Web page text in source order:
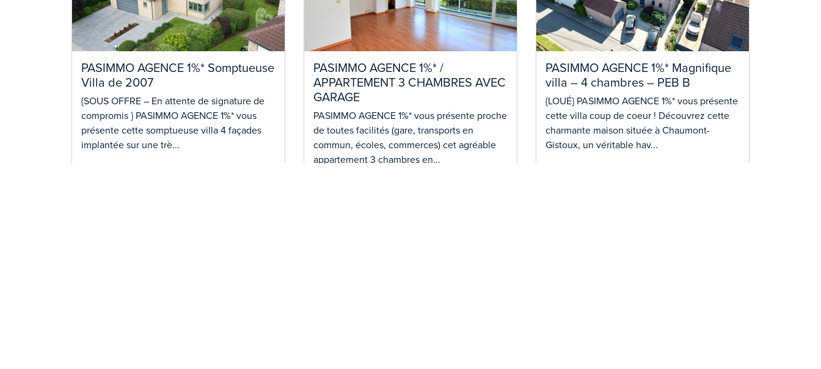
PASIMMO AGENCE 1%* Somptueuse
Villa de 2007
{SOUS OFFRE – En attente de signature de
compromis } PASIMMO AGENCE 1%* vous
présente cette somptueuse villa 4 façades
implantée sur une trè...
PASIMMO AGENCE 1%* /
APPARTEMENT 3 CHAMBRES AVEC
GARAGE
PASIMMO AGENCE 1%* vous présente proche
de toutes facilités (gare, transports en
commun, écoles, commerces) cet agréable
appartement 3 chambres en...
PASIMMO AGENCE 1%* Magnifique
villa – 4 chambres – PEB B
{LOUÉ} PASIMMO AGENCE 1%* vous présente
cette villa coup de coeur ! Découvrez cette
charmante maison située à Chaumont-
Gistoux, un véritable hav...